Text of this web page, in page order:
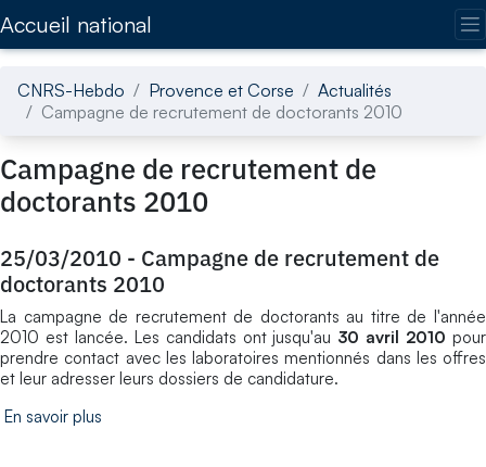
Accueil national
CNRS-Hebdo Provence et Corse
Actualités
Campagne de recrutement de doctorants 2010
Campagne de recrutement de
doctorants 2010
25/03/2010 - Campagne de recrutement de
doctorants 2010
La campagne de recrutement de doctorants au titre de l'année
2010 est lancée. Les candidats ont jusqu'au 30 avril 2010 pour
prendre contact avec les laboratoires mentionnés dans les offres
et leur adresser leurs dossiers de candidature.
En savoir plus